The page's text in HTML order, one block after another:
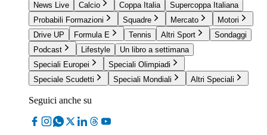
News Live
Calcio Coppa Italia
Supercoppa Italiana
Probabili Formazioni
Squadre Mercato
Motori
Drive UP
Formula E Tennis Altri Sport
Sondaggi
Podcast
Lifestyle
Un libro a settimana
Speciali Europei
Speciali Olimpiadi
Speciale Scudetti
Speciali Mondiali Altri Speciali
Seguici anche su